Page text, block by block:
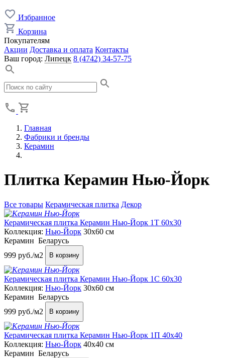
Избранное
Корзина
Покупателям
Акции Доставка и оплата Контакты
Ваш город: Липецк 8 (4742) 34-57-75
Главная
Фабрики и бренды
Керамин
Плитка Керамин Нью-Йорк
Все товары Керамическая плитка Декор
Керамическая плитка Керамин Нью-Йорк 1Т 60x30
Коллекция: Нью-Йорк 30x60 см
Керамин Беларусь
999 руб./м2 В корзину
Керамическая плитка Керамин Нью-Йорк 1С 60x30
Коллекция: Нью-Йорк 30x60 см
Керамин Беларусь
999 руб./м2 В корзину
Керамическая плитка Керамин Нью-Йорк 1П 40x40
Коллекция: Нью-Йорк 40x40 см
Керамин Беларусь